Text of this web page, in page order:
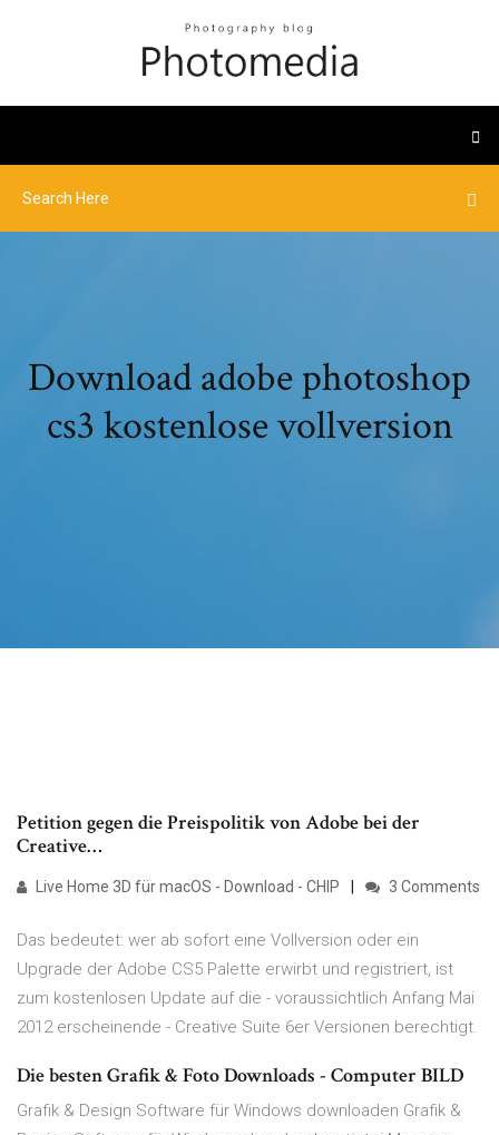
Download adobe photoshop
cs3 kostenlose vollversion
Petition gegen die Preispolitik von Adobe bei der
Creative…
Live Home 3D für macOS - Download - CHIP 3 Comments
Das bedeutet: wer ab sofort eine Vollversion oder ein
Upgrade der Adobe CS5 Palette erwirbt und registriert, ist
zum kostenlosen Update auf die - voraussichtlich Anfang Mai
2012 erscheinende - Creative Suite 6er Versionen berechtigt.
Die besten Grafik & Foto Downloads - Computer BILD
Grafik & Design Software für Windows downloaden Grafik &